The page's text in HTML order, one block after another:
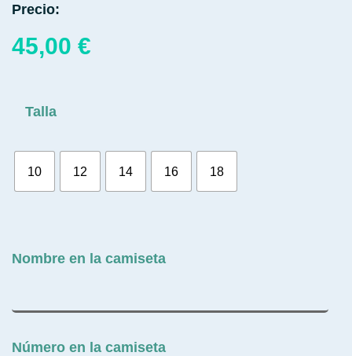
Precio:
45,00 €
Talla
10 12 14 16 18
Nombre en la camiseta
Número en la camiseta